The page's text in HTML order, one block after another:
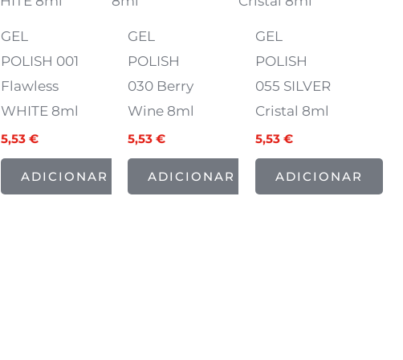
GEL
POLISH 001
Flawless
WHITE 8ml
6,91 €.
5,53€
5,53 €.
ADICIONAR
GEL
POLISH
030 Berry
Wine 8ml
6,91 €.
5,53€
ADICIONAR
GEL
POLISH
055 SILVER
Cristal 8ml
6,91 €.
5,53 €
5,53 €.
ADICIONAR